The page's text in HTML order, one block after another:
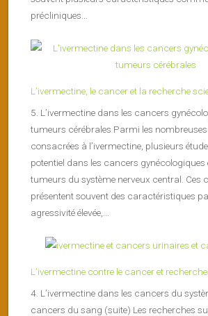
précliniques...
L’ivermectine, le cancer et la recherche
5. L’ivermectine dans les cancers
tumeurs cérébrales Parmi les
consacrées à l’ivermectine, plusieurs
potentiel dans les cancers gynécologiques
tumeurs du système nerveux central. Ces
présentent souvent des caractéristiques
agressivité élevée,...
L’ivermectine contre le cancer et
4. L’ivermectine dans les cancers du
cancers du sang (suite) Les recherches